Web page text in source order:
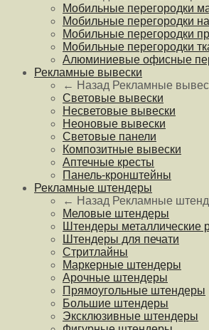
Мобильные перегородки
Мобильные перегородки
Мобильные перегородки
Мобильные перегородки
Алюминиевые офисные
Рекламные вывески
← Назад Рекламные
Световые вывески
Несветовые вывески
Неоновые вывески
Световые панели
Композитные вывески
Аптечные кресты
Панель-кронштейны
Рекламные штендеры
← Назад Рекламные
Меловые штендеры
Штендеры металлические
Штендеры для печати
Стритлайны
Маркерные штендеры
Арочные штендеры
Прямоугольные штендеры
Большие штендеры
Эксклюзивные штендеры